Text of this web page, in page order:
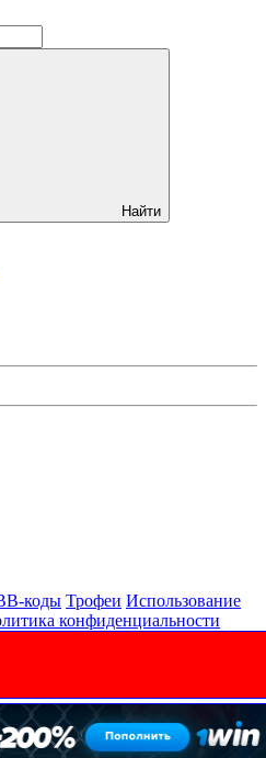
Найти
коды Трофеи Использование
конфиденциальности